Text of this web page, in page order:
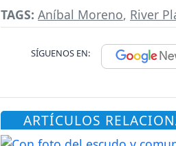
TAGS: Aníbal Moreno, River
SÍGUENOS EN:
ARTÍCULOS